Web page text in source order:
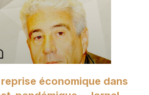
économique dans